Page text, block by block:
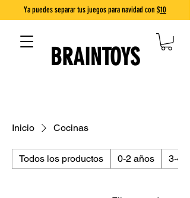
Ya puedes separar tus juegos para navidad con $10
BRAINTOYS
Inicio Cocinas
Todos los productos 0-2 años 3-4